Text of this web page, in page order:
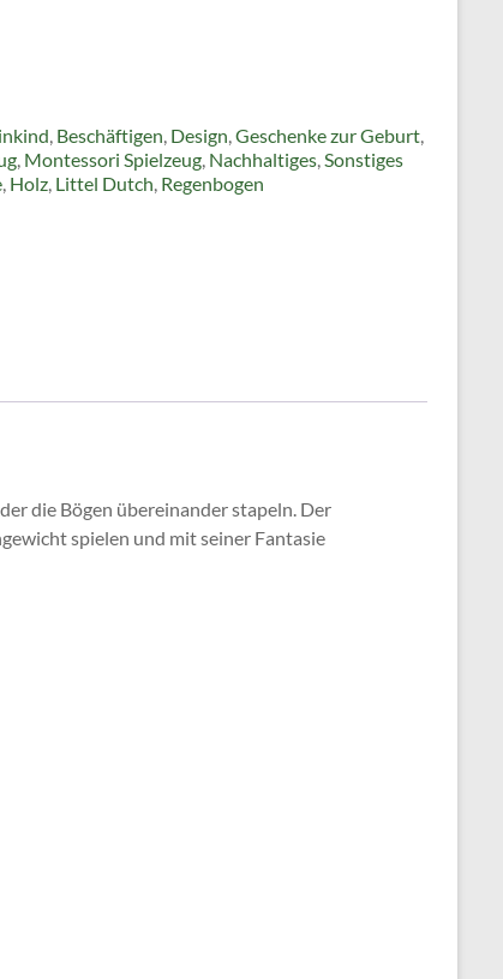
, Beschäftigen, Design,Geschenke zur Geburt,
, Montessori Spielzeug, Nachhaltiges,Sonstiges
, Holz, Littel Dutch, Regenbogen
die Bögen übereinander stapeln. Der
spielen und mit seiner Fantasie